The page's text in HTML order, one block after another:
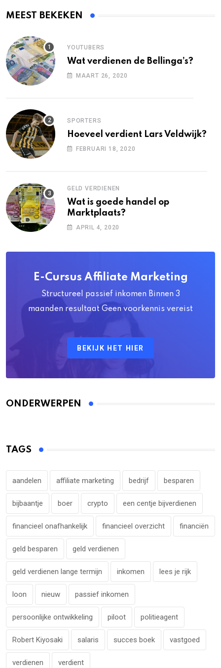
MEEST BEKEKEN
YOUTUBERS
Wat verdienen de Bellinga’s?
MAART 26, 2020
SPORTERS
Hoeveel verdient Lars Veldwijk?
FEBRUARI 18, 2020
GELD VERDIENEN
Wat is goede handel op
Marktplaats?
APRIL 4, 2020
E-Cursus Affiliate Marketing
Structureel passief inkomen Binnen 3
maanden resultaat Geen voorkennis vereist
BEKIJK HET HIER
ONDERWERPEN
TAGS
aandelen affiliate marketing bedrijf besparen
bijbaantje boer crypto een centje bijverdienen
financieel onafhankelijk financieel overzicht financiën
geld besparen geld verdienen
geld verdienen lange termijn inkomen lees je rijk
loon nieuw passief inkomen
persoonlijke ontwikkeling piloot politieagent
Robert Kiyosaki salaris succes boek vastgoed
verdienen verdient